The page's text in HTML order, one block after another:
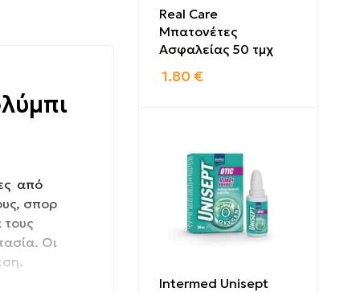
από
σπορ
Οι
Real Care
Μπατονέτες
Ασφαλείας 50 τμχ
1.80 €
Intermed Unisept